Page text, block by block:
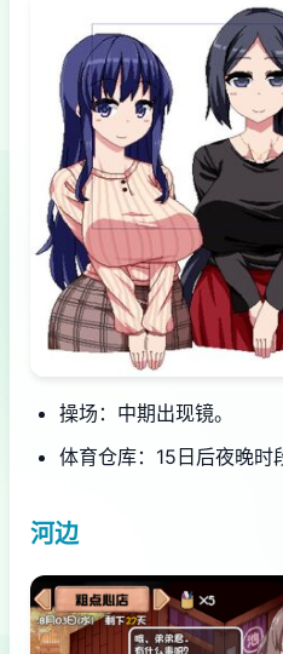
操场：中期出现镜。
体育仓库：15日后夜晚时
河边